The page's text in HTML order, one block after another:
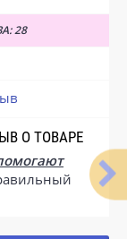
28
О ТОВАРЕ